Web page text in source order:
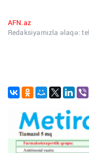
AFN.az
Redaksiyamızla əlaqə: